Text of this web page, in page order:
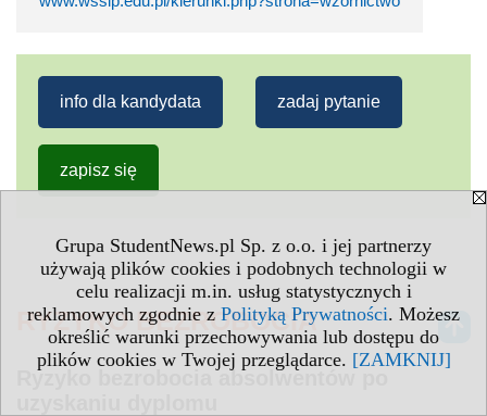
Grupa StudentNews.pl Sp. z o.o. i jej partnerzy
używają plików cookies i podobnych technologii w
celu realizacji m.in. usług statystycznych i
reklamowych zgodnie z Polityką Prywatności. Możesz
określić warunki przechowywania lub dostępu do
plików cookies w Twojej przeglądarce. [ZAMKNIJ]
info dla kandydata zadaj pytanie
zapisz się
RYZYKO BEZROBOCIA
Ryzyko bezrobocia absolwentów po